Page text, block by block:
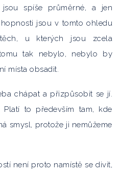
spíše průměrné, a jen
jsou v tomto ohledu
u kterých jsou zcela
tak nebylo, nebylo by
místa obsadit.
chápat a přizpůsobit se jí.
to především tam, kde
smysl, protože ji nemůžeme
není proto namístě se divit,